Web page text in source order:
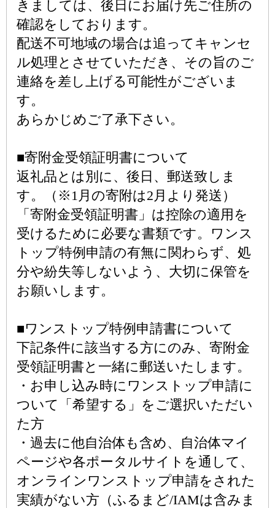
きましては、後日にお届け先ご住所の
確認をしております。
配送不可地域の場合は追ってキャンセ
ル処理とさせていただき、その旨のご
連絡を差し上げる可能性がございま
す。
あらかじめご了承下さい。
■寄附金受領証明書について
返礼品とは別に、後日、郵送致しま
す。（※1月の寄附は2月より発送）
「寄附金受領証明書」は控除の適用を
受けるために必要な書類です。ワンス
トップ特例申請の有無に関わらず、処
分や紛失等しないよう、大切に保管を
お願いします。
■ワンストップ特例申請書について
下記条件に該当する方にのみ、寄附金
受領証明書と一緒に郵送いたします。
・お申し込み時にワンストップ申請に
ついて「希望する」をご選択いただい
た方
・過去に他自治体も含め、自治体マイ
ページや各ポータルサイトを通して、
オンラインワンストップ申請をされた
実績がない方（ふるまど/IAMは含みま